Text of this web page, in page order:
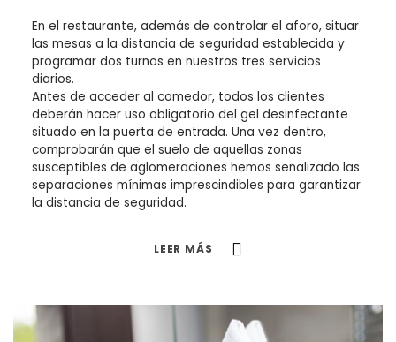
En el restaurante, además de controlar el aforo, situar
las mesas a la distancia de seguridad establecida y
programar dos turnos en nuestros tres servicios
diarios.
Antes de acceder al comedor, todos los clientes
deberán hacer uso obligatorio del gel desinfectante
situado en la puerta de entrada. Una vez dentro,
comprobarán que el suelo de aquellas zonas
susceptibles de aglomeraciones hemos señalizado las
separaciones mínimas imprescindibles para garantizar
la distancia de seguridad.
LEER MÁS